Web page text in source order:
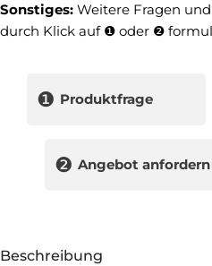
Sonstiges: Weitere Fragen
durch Klick auf ❶ oder ❷
❶ Produktfrage
❷ Angebot anfordern
Beschreibung